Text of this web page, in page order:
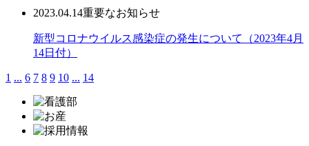
2023.04.14重要なお知らせ
新型コロナウイルス感染症の発生について（2023年4月
14日付）
1 ... 6 7 8 9 10 ... 14